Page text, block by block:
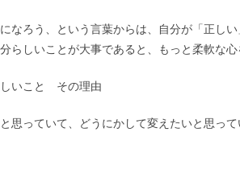
なろう、という言葉からは、自分が「正し
らしいことが大事であると、もっと柔軟な心
いこと その理由
思っていて、どうにかして変えたいと思っ